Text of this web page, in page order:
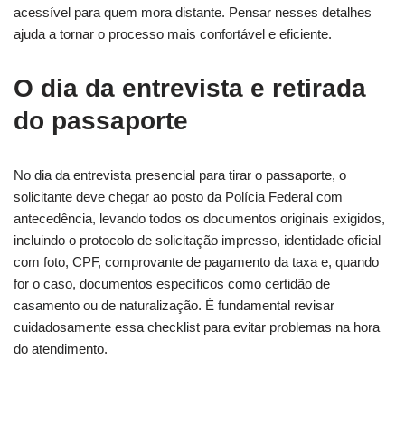
acessível para quem mora distante. Pensar nesses detalhes
ajuda a tornar o processo mais confortável e eficiente.
O dia da entrevista e retirada
do passaporte
No dia da entrevista presencial para tirar o passaporte, o
solicitante deve chegar ao posto da Polícia Federal com
antecedência, levando todos os documentos originais exigidos,
incluindo o protocolo de solicitação impresso, identidade oficial
com foto, CPF, comprovante de pagamento da taxa e, quando
for o caso, documentos específicos como certidão de
casamento ou de naturalização. É fundamental revisar
cuidadosamente essa checklist para evitar problemas na hora
do atendimento.